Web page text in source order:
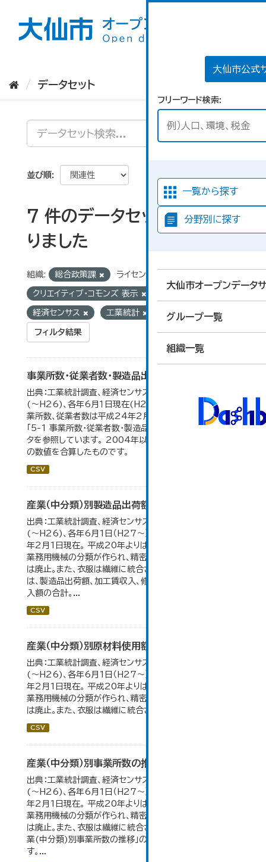
大仙市公式
フリーワード検索
一覧から探す
分野別に探す
大仙市オープンデータ
グループ一覧
組織一覧
データセット
並び順
7 件のデータセットが見つか
りました
組織: 総合政策課 ライセンス:
クリエイティブ・コモンズ 表示
経済センサス 工業統計
フィルタ結果
事業所数・従業者数・製造品出荷額等の推移
出典：工業統計調査、経済センサス。各年12月31日現在
(～H26)、各年6月１日現在(H27～)。 平成23年のみ事
業所数、従業者数は平成24年2月1日現在。 大仙市の統計
「5-1 事業所数・従業者数・製造品出荷額等の推移」のデー
タを参照しています。 2004年以前の数値は合併前市町村
の数値を合算したものです。
CSV
産業（中分類）別製造品出荷額等の推移
出典：工業統計調査、経済センサス。 各年12月31日現在
(～H26)、各年6月1日（H27～）・平成23年のみ平成24
年2月1日現在。 平成20年よりはん用機械、生産用機械、
業務用機械の分類が作られ、精密機械、一般用機械の分類
は廃止。また、衣服は繊維に統合された。 製造品出荷額等
は、製造品出荷額、加工賃収入、修理料収入額、その他の収
入額の合計。...
CSV
産業（中分類）別原材料使用額等の推移
出典：工業統計調査、経済センサス。 各年12月31日現在
(～H26)、各年6月1日（H27～）・平成23年のみ平成24
年2月1日現在。 平成20年よりはん用機械、生産用機械、
業務用機械の分類が作られ、精密機械、一般用機械の分類
は廃止。また、衣服は繊維に統合された。...
CSV
産業（中分類）別事業所数の推移
出典：工業統計調査、経済センサス。各年12月31日現在
(～H26)、各年6月1日（H27～）・平成23年のみ平成24
年2月1日現在。 平成20年よりはん用機械、生産用機械、
業務用機械の分類が作られ、精密機械、一般用機械の分類
は廃止。また、衣服は繊維に統合された。 大仙市の統計「産
業(中分類)別事業所数の推移」のデータを参照していま
す。...